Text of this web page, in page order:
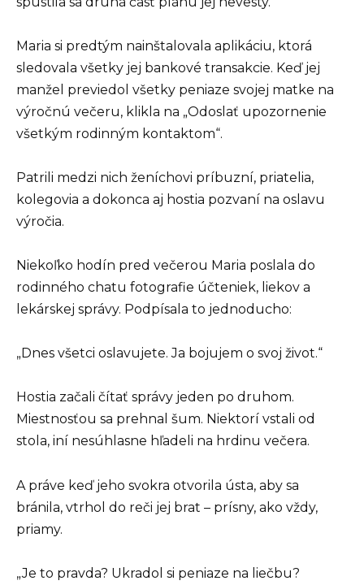
Maria si predtým nainštalovala aplikáciu, ktorá
sledovala všetky jej bankové transakcie. Keď jej
manžel previedol všetky peniaze svojej matke na
výročnú večeru, klikla na „Odoslať upozornenie
všetkým rodinným kontaktom“.
Patrili medzi nich ženíchovi príbuzní, priatelia,
kolegovia a dokonca aj hostia pozvaní na oslavu
výročia.
Niekoľko hodín pred večerou Maria poslala do
rodinného chatu fotografie účteniek, liekov a
lekárskej správy. Podpísala to jednoducho:
„Dnes všetci oslavujete. Ja bojujem o svoj život.“
Hostia začali čítať správy jeden po druhom.
Miestnosťou sa prehnal šum. Niektorí vstali od
stola, iní nesúhlasne hľadeli na hrdinu večera.
A práve keď jeho svokra otvorila ústa, aby sa
bránila, vtrhol do reči jej brat – prísny, ako vždy,
priamy.
„Je to pravda? Ukradol si peniaze na liečbu?